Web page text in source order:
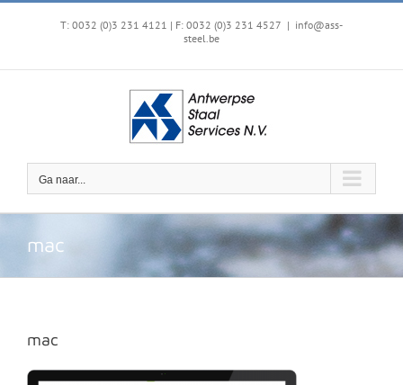
Ga
T: 0032 (0)3 231 4121 | F: 0032 (0)3 231 4527 | info@ass-
steel.be
Ga naar...
mac
mac